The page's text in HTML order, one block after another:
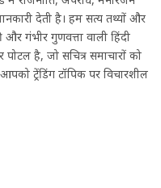
देती है। हम सत्य तथ्यों और
गंभीर गुणवत्ता वाली हिंदी
है, जो सचित्र समाचारों को
ट्रेंडिंग टॉपिक पर विचारशील